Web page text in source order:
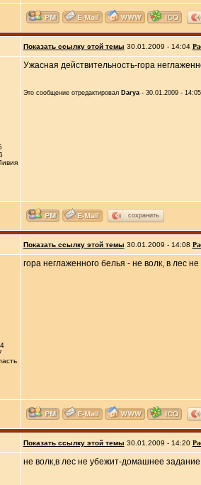
Показать ссылку этой темы 30.01.2009 - 14:04
Ужасная действительность-гора
Это сообщение отредактировал Darya- 30.01.2009 - 14:05
сохранить
Показать ссылку этой темы 30.01.2009 - 14:08
гора неглаженного белья - не волк, в лес
Показать ссылку этой темы 30.01.2009 - 14:20
не волк,в лес не убежит-домашнее задание